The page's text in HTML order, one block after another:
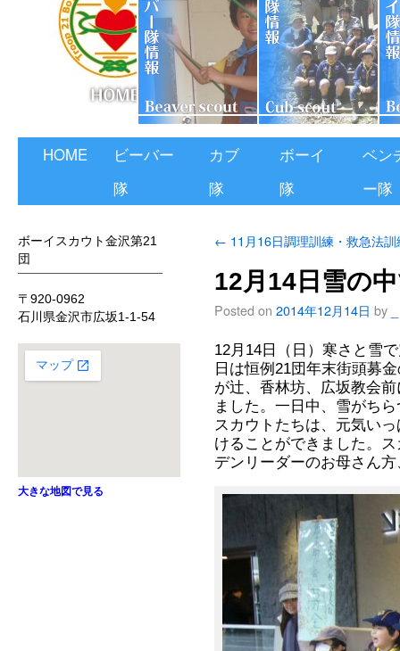
HOME
ビーバー
隊
カブ
隊
ボーイ
隊
ベン
ー隊
ボーイスカウト金沢第21
団
〒920-0962
石川県金沢市広坂1-1-54
大きな地図で見る
← 11月16日調理訓練・救急法訓
12月14日雪の
Posted on 2014年12月14日 by
12月14日（日）寒さと雪
日は恒例21団年末街頭募
が辻、香林坊、広坂教会
ました。一日中、雪がち
スカウトたちは、元気い
けることができました。
デンリーダーのお母さん